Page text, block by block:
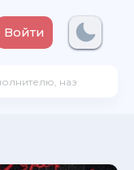
Войти